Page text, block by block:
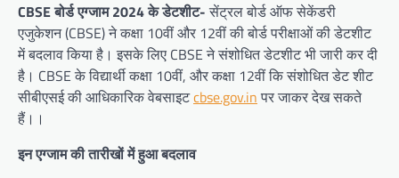
CBSE बोर्ड एग्जाम 2024 के डेटशीट-सेंट्रल बोर्ड ऑफ सेकेंडरी
एजुकेशन (CBSE) ने कक्षा 10वीं और 12वीं की बोर्ड परीक्षाओं की डेटशीट
में बदलाव किया है। इसके लिए CBSE ने संशोधित डेटशीट भी जारी कर दी
है। CBSE के विद्यार्थी कक्षा 10वीं, और कक्षा 12वीं कि संशोधित डेट शीट
सीबीएसई की आधिकारिक वेबसाइटcbse.gov.inपर जाकर देख सकते
हैं।।
इन एग्जाम की तारीखों में हुआ बदलाव